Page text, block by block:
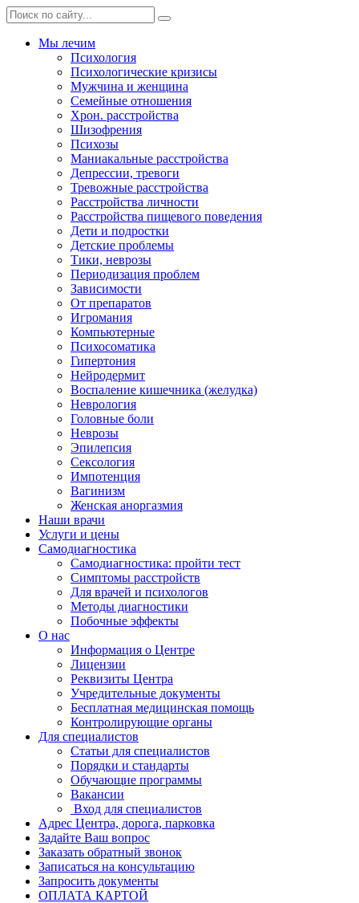
Мы лечим
Психология
Психологические кризисы
Мужчина и женщина
Семейные отношения
Хрон. расстройства
Шизофрения
Психозы
Маниакальные расстройства
Депрессии, тревоги
Тревожные расстройства
Расстройства личности
Расстройства пищевого поведения
Дети и подростки
Детские проблемы
Тики, неврозы
Периодизация проблем
Зависимости
От препаратов
Игромания
Компьютерные
Психосоматика
Гипертония
Нейродермит
Воспаление кишечника (желудка)
Неврология
Головные боли
Неврозы
Эпилепсия
Сексология
Импотенция
Вагинизм
Женская аноргазмия
Наши врачи
Услуги и цены
Самодиагностика
Самодиагностика: пройти тест
Симптомы расстройств
Для врачей и психологов
Методы диагностики
Побочные эффекты
О нас
Информация о Центре
Лицензии
Реквизиты Центра
Учредительные документы
Бесплатная медицинская помощь
Контролирующие органы
Для специалистов
Статьи для специалистов
Порядки и стандарты
Обучающие программы
Вакансии
Вход для специалистов
Адрес Центра, дорога, парковка
Задайте Ваш вопрос
Заказать обратный звонок
Записаться на консультацию
Запросить документы
ОПЛАТА КАРТОЙ